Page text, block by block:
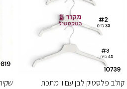
קולב פלסטיק לבן עם וו מתכת